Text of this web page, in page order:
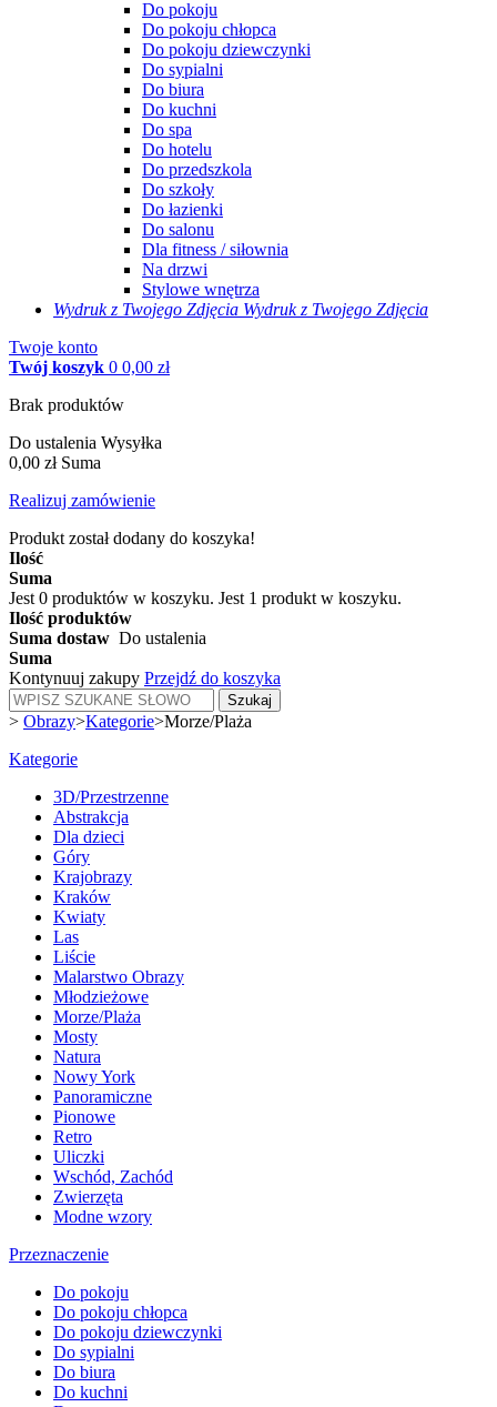
Do pokoju
Do pokoju chłopca
Do pokoju dziewczynki
Do sypialni
Do biura
Do kuchni
Do spa
Do hotelu
Do przedszkola
Do szkoły
Do łazienki
Do salonu
Dla fitness / siłownia
Na drzwi
Stylowe wnętrza
Wydruk z Twojego Zdjęcia Wydruk z Twojego Zdjęcia
Twoje konto
Twój koszyk 0 0,00 zł
Brak produktów
Do ustalenia Wysyłka
0,00 zł Suma
Realizuj zamówienie
Produkt został dodany do koszyka!
Ilość
Suma
Jest 0 produktów w koszyku. Jest 1 produkt w koszyku.
Ilość produktów
Suma dostaw Do ustalenia
Suma
Kontynuuj zakupy Przejdź do koszyka
Szukaj
> Obrazy>Kategorie>Morze/Plaża
Kategorie
3D/Przestrzenne
Abstrakcja
Dla dzieci
Góry
Krajobrazy
Kraków
Kwiaty
Las
Liście
Malarstwo Obrazy
Młodzieżowe
Morze/Plaża
Mosty
Natura
Nowy York
Panoramiczne
Pionowe
Retro
Uliczki
Wschód, Zachód
Zwierzęta
Modne wzory
Przeznaczenie
Do pokoju
Do pokoju chłopca
Do pokoju dziewczynki
Do sypialni
Do biura
Do kuchni